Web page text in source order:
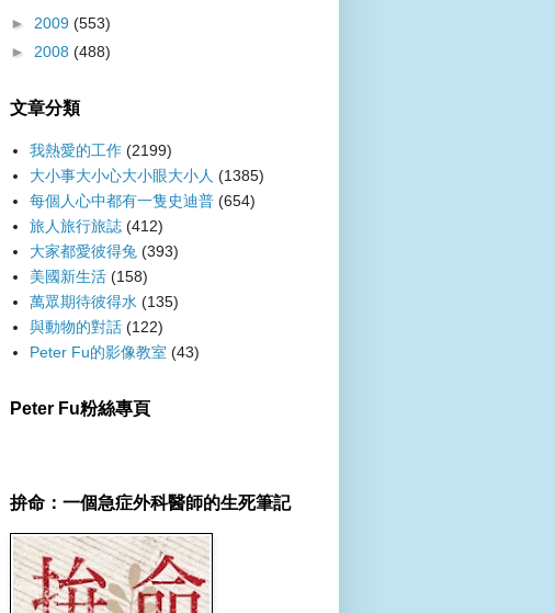
► 2009 (553)
► 2008 (488)
文章分類
我熱愛的工作 (2199)
大小事大小心大小眼大小人 (1385)
每個人心中都有一隻史迪普 (654)
旅人旅行旅誌 (412)
大家都愛彼得兔 (393)
美國新生活 (158)
萬眾期待彼得水 (135)
與動物的對話 (122)
Peter Fu的影像教室 (43)
Peter Fu粉絲專頁
拚命：一個急症外科醫師的生死筆記